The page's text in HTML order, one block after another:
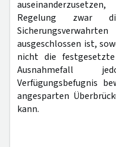
Regelung zwar
ausgeschlossen ist,
nicht die
Ausnahmefall
Verfügungsbefugnis
angesparten
kann.